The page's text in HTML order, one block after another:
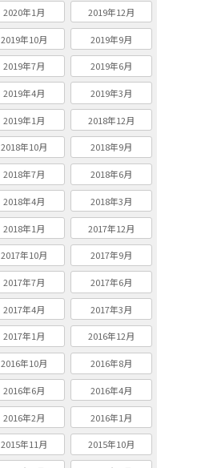
2020年1月 2019年12月
2019年10月 2019年9月
2019年7月 2019年6月
2019年4月 2019年3月
2019年1月 2018年12月
2018年10月 2018年9月
2018年7月 2018年6月
2018年4月 2018年3月
2018年1月 2017年12月
2017年10月 2017年9月
2017年7月 2017年6月
2017年4月 2017年3月
2017年1月 2016年12月
2016年10月 2016年8月
2016年6月 2016年4月
2016年2月 2016年1月
2015年11月 2015年10月